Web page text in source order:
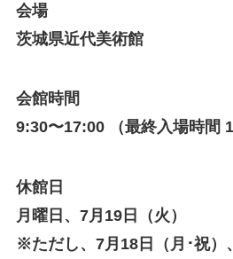
会場
茨城県近代美術館
会館時間
9:30〜17:00 （最終入場時間
休館日
月曜日、7月19日（火）
※ただし、7月18日（月･祝）